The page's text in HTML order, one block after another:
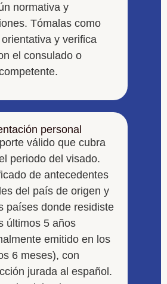
normativa y
Tómalas como
y verifica
el consulado o
personal
válido que cubra
periodo del visado.
de antecedentes
del país de origen y
países donde residiste
últimos 5 años
emitido en los
6 meses), con
jurada al español.